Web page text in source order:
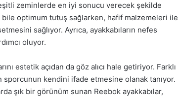
zeminlerde en iyi sonucu verecek şekilde
bile optimum tutuş sağlarken, hafif malzemeleri ile
sağlıyor. Ayrıca, ayakkabıların nefes
oluyor.
estetik açıdan da göz alıcı hale getiriyor. Farklı
kendini ifade etmesine olanak tanıyor.
şık bir görünüm sunan Reebok ayakkabılar,